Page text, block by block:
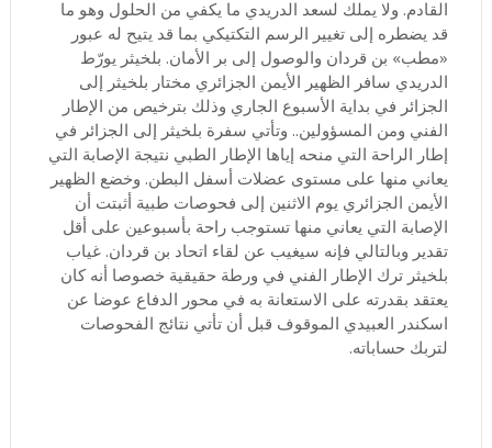
القادم. ولا يملك لسعد الدريدي ما يكفي من الحلول وهو ما
قد يضطره إلى تغيير الرسم التكتيكي بما قد يتيح له عبور
«مطب» بن قردان والوصول إلى بر الأمان. بلخيثر يورّط
الدريدي سافر الظهير الأيمن الجزائري مختار بلخيثر إلى
الجزائر في بداية الأسبوع الجاري وذلك بترخيص من الإطار
الفني ومن المسؤولين.. وتأتي سفرة بلخيثر إلى الجزائر في
إطار الراحة التي منحه إياها الإطار الطبي نتيجة الإصابة التي
يعاني منها على مستوى عضلات أسفل البطن. وخضع الظهير
الأيمن الجزائري يوم الاثنين إلى فحوصات طبية أثبتت أن
الإصابة التي يعاني منها تستوجب راحة بأسبوعين على أقل
تقدير وبالتالي فإنه سيغيب عن لقاء اتحاد بن قردان. غياب
بلخيثر ترك الإطار الفني في ورطة حقيقية خصوصا أنه كان
يعتقد بقدرته على الاستعانة به في محور الدفاع عوضا عن
اسكندر العبيدي الموقوف قبل أن تأتي نتائج الفحوصات
لتربك حساباته.